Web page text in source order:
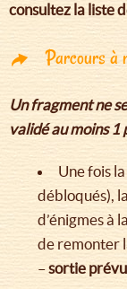
consultez la liste
Parcours à
Un fragment ne
validé au moins 1
Une fois
débloqués),
d’énigmes à
de remonter
–sortie